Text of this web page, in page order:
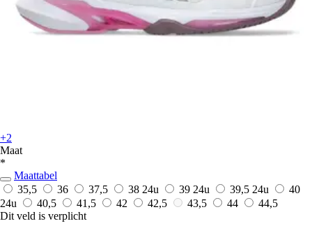
+2
Maat
*
Maattabel
35,5
36 37,5 38 24u 39 24u 39,5 24u
40
24u
40,5 41,5 42 42,5 43,5 44
44,5
Dit veld is verplicht